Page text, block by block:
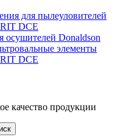
для пылеуловителей
DCE
осушителей Donaldson
элементы
DCE
качество продукции